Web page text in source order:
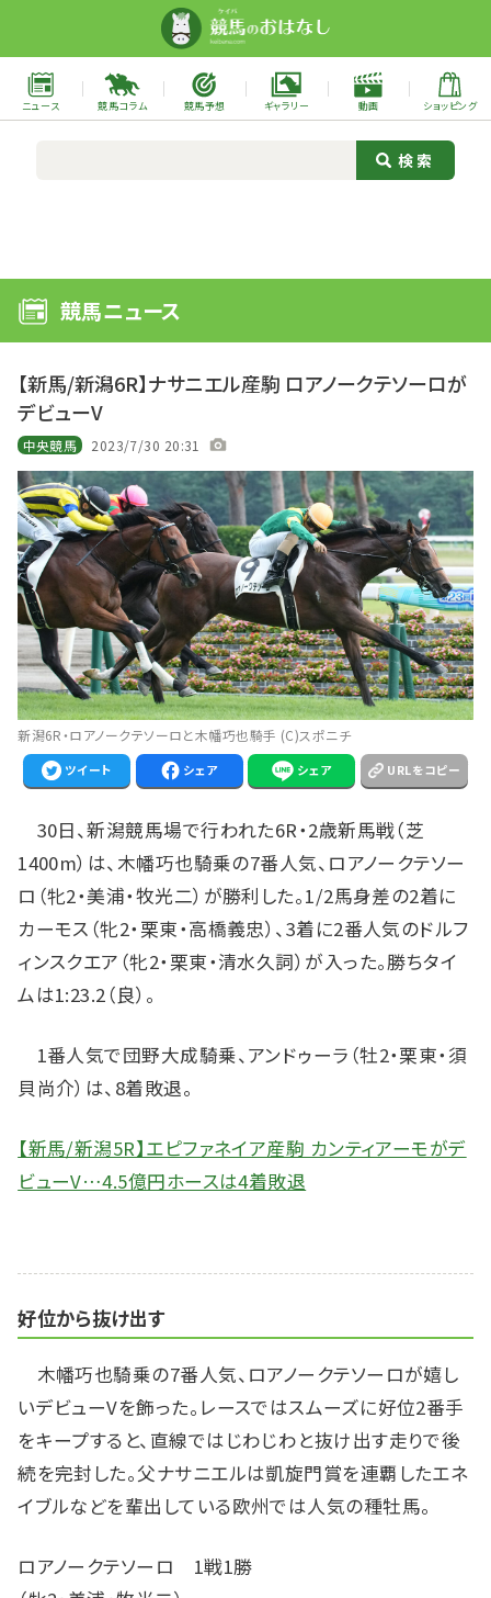
ニュース 競馬コラム 競馬予想 ギャラリー 動画 ショッピング
競馬ニュース
【新馬/新潟6R】ナサニエル産駒 ロアノークテソーロが
デビューV
中央競馬 2023/7/30 20:31
新潟6R・ロアノークテソーロと木幡巧也騎手 (C)スポニチ
ツイート シェア シェア URLをコピー
30日、新潟競馬場で行われた6R・2歳新馬戦（芝
1400m）は、木幡巧也騎乗の7番人気、ロアノークテソー
ロ（牝2・美浦・牧光二）が勝利した。1/2馬身差の2着に
カーモス（牝2・栗東・高橋義忠）、3着に2番人気のドルフ
ィンスクエア（牝2・栗東・清水久詞）が入った。勝ちタイ
ムは1:23.2（良）。
1番人気で団野大成騎乗、アンドゥーラ（牡2・栗東・須
貝尚介）は、8着敗退。
【新馬/新潟5R】エピファネイア産駒 カンティアーモがデ
ビューV…4.5億円ホースは4着敗退
好位から抜け出す
木幡巧也騎乗の7番人気、ロアノークテソーロが嬉し
いデビューVを飾った。レースではスムーズに好位2番手
をキープすると、直線ではじわじわと抜け出す走りで後
続を完封した。父ナサニエルは凱旋門賞を連覇したエネ
イブルなどを輩出している欧州では人気の種牡馬。
ロアノークテソーロ 1戦1勝